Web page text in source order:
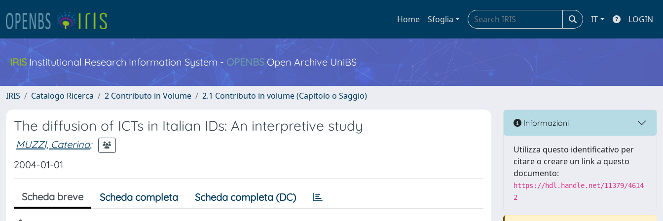
Home Sfoglia IT LOGIN
IRIS Institutional Research Information System - OPENBS Open Archive UniBS
IRIS Catalogo Ricerca 2 Contributo in Volume 2.1 Contributo in volume (Capitolo o Saggio)
The diffusion of ICTs in Italian IDs: An interpretive study
MUZZI, Caterina;
2004-01-01
Scheda breve Scheda completa Scheda completa (DC)
Informazioni
Utilizza questo identificativo per
citare o creare un link a questo
documento:
https://hdl.handle.net/11379/4614
2